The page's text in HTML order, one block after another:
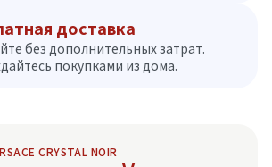
доставка
без дополнительных затрат.
покупками из дома.
CRYSTAL NOIR